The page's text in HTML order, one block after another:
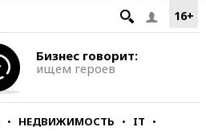
16+
Бизнес говорит:
ищем героев
НЕДВИЖИМОСТЬ IT